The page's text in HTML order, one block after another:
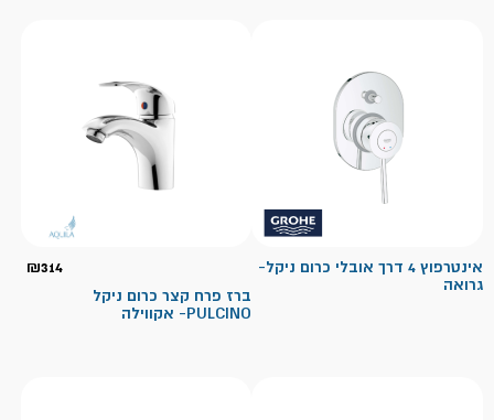
אינטרפוץ 4 דרך אובלי כרום ניקל-
גרואה
₪314
ברז פרח קצר כרום ניקל
PULCINO- אקווילה